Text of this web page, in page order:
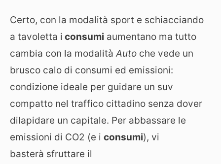
Certo, con la modalità sport e schiacciando
a tavoletta i consumi aumentano ma tutto
cambia con la modalità Auto che vede un
brusco calo di consumi ed emissioni:
condizione ideale per guidare un suv
compatto nel traffico cittadino senza dover
dilapidare un capitale. Per abbassare le
emissioni di CO2 (e i consumi), vi
basterà sfruttare il